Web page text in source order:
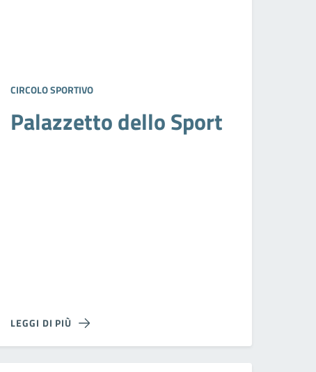
CIRCOLO SPORTIVO
Palazzetto dello Sport
LEGGI DI PIÙ